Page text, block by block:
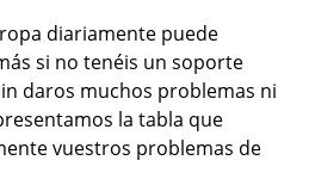
diariamente puede
si no tenéis un soporte
daros muchos problemas ni
la tabla que
vuestros problemas de